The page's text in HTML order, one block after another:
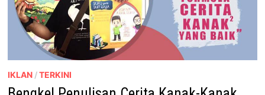
IKLAN /TERKINI